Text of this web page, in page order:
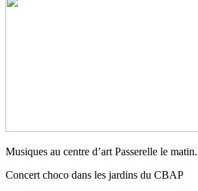
Musiques au centre d’art Passerelle le matin.
Concert choco dans les jardins du CBAP